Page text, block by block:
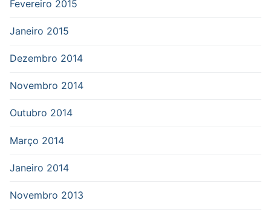
Fevereiro 2015
Janeiro 2015
Dezembro 2014
Novembro 2014
Outubro 2014
Março 2014
Janeiro 2014
Novembro 2013